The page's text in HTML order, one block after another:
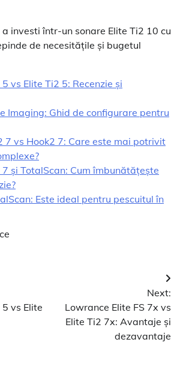
investi într-un sonare Elite Ti2 10 cu
de necesitățile și bugetul
vs Elite Ti2 5: Recenzie și
Imaging: Ghid de configurare pentru
7 vs Hook2 7: Care este mai potrivit
7 și TotalScan: Cum îmbunătățește
Este ideal pentru pescuitul în
vs Elite
Next:
Lowrance Elite FS 7x vs
Elite Ti2 7x: Avantaje și
dezavantaje